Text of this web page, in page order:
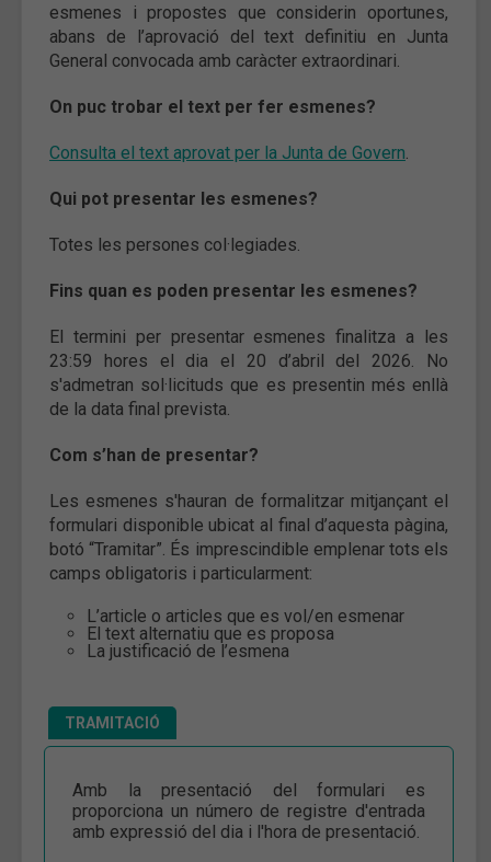
esmenes i propostes que considerin oportunes,
abans de l’aprovació del text definitiu en Junta
General convocada amb caràcter extraordinari.
On puc trobar el text per fer esmenes?
Consulta el text aprovat per la Junta de Govern.
Qui pot presentar les esmenes?
Totes les persones col·legiades.
Fins quan es poden presentar les esmenes?
El termini per presentar esmenes finalitza a les
23:59 hores el dia el 20 d’abril del 2026. No
s'admetran sol·licituds que es presentin més enllà
de la data final prevista.
Com s’han de presentar?
Les esmenes s'hauran de formalitzar mitjançant el
formulari disponible ubicat al final d’aquesta pàgina,
botó “Tramitar”. És imprescindible emplenar tots els
camps obligatoris i particularment:
L’article o articles que es vol/en esmenar
El text alternatiu que es proposa
La justificació de l’esmena
TRAMITACIÓ
Amb la presentació del formulari es
proporciona un número de registre d'entrada
amb expressió del dia i l'hora de presentació.